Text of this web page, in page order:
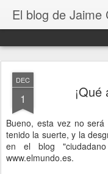
El blog de Jaime
DEC
1
Bueno, esta vez no
tenido la suerte, y la
en el blog
www.elmundo.es.